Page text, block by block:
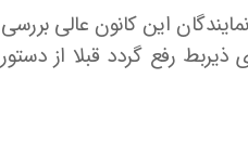
این کانون عالی بررسی
رفع گردد قبلا از دستور